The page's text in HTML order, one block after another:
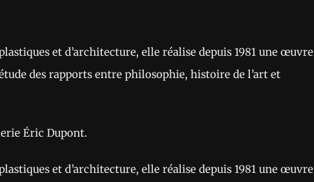
et d’architecture, elle réalise depuis 1981 une œuvre
des rapports entre philosophie, histoire de l’art et
Éric Dupont.
et d’architecture, elle réalise depuis 1981 une œuvre